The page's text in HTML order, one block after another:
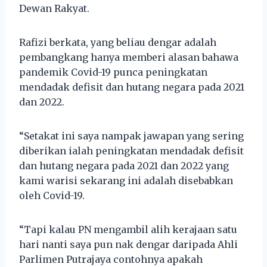
Dewan Rakyat.
Rafizi berkata, yang beliau dengar adalah
pembangkang hanya memberi alasan bahawa
pandemik Covid-19 punca peningkatan
mendadak defisit dan hutang negara pada 2021
dan 2022.
“Setakat ini saya nampak jawapan yang sering
diberikan ialah peningkatan mendadak defisit
dan hutang negara pada 2021 dan 2022 yang
kami warisi sekarang ini adalah disebabkan
oleh Covid-19.
“Tapi kalau PN mengambil alih kerajaan satu
hari nanti saya pun nak dengar daripada Ahli
Parlimen Putrajaya contohnya apakah